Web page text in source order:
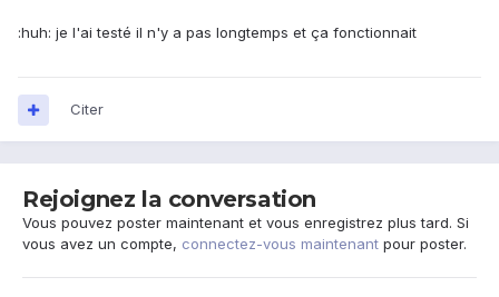
:huh: je l'ai testé il n'y a pas longtemps et ça fonctionnait
Citer
Rejoignez la conversation
Vous pouvez poster maintenant et vous enregistrez plus tard. Si
vous avez un compte, connectez-vous maintenant pour poster.